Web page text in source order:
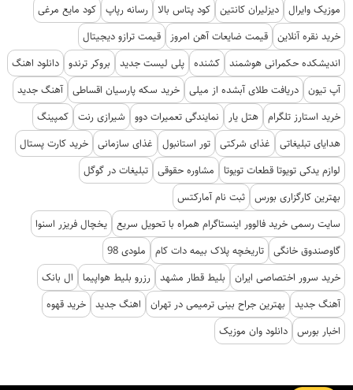
موزیک وایرال دیزلیران کانتین کود پتاس بالا رسانه رپاپ کود مایع مرغی
خرید نقره آنلاین قیمت ضایعات آهن امروز
قیمت ترازو دیجیتال
اندیشکده حکمرانی هوشمند کشنده پلی لیست جدید بروکر ترندو دانلود اهنگ
آپ تیون دریافت طلای آبشده از میلی خرید سکه پارسیان اقساطی آهنگ جدید
خرید استارز تلگرام هتل یار نمایندگی تعمیرات دوو شیرازی رنت کمپینگ
هدایای تبلیغاتی
غذای شرکتی تور استانبول غذای سازمانی خرید کارت پستال
لوازم یدکی تویوتا قطعات تویوتا
مشاوره حقوقی تبلیغات در گوگل
بهترین کارگزاری بورس ثبت نام آمارکتس
سایت رسمی خرید فالوور اینستاگرام همراه با تحویل سریع یخچال فریزر اسنوا
گاوصندوق خانگی تاریخچه پلاک بیمه دات کام
ملودی 98
خرید سرور اختصاصی ایران
بلیط قطار مشهد رزرو بلیط هواپیما
ال بانک
آهنگ جدید
بهترین جراح بینی ترمیمی در تهران اهنگ جدید خرید قهوه
اخبار بورس دانلود وان موزیک